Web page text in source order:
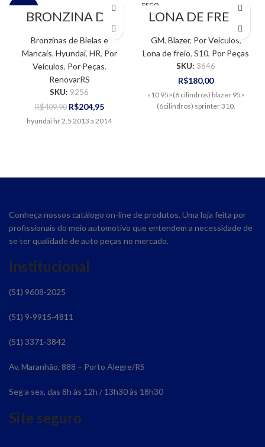
BRONZINA DE
BIELA STD
HYUNDAI HR 2.5
Bronzinas de Bielas e
Mancais, Hyundai, HR, Por
Veículos, Por Peças,
RenovarRS
SKU: 9256
R$409,90 R$204,95
hyundai hr 2.5 2013 a 2014
ESGO
TADO
LONA DE FREIO
TRASEIRO – S10 /
BLAZER (6
CILINDROS)
GM, Blazer, Por Veículos,
Lona de freio, S10, Por Peças
SKU: 3646
R$180,00
s10 95>(6 cilindros) blazer 95>
(6cilindros) sprinter 310.
Conheça nossos catálogo on-line de produtos. Uma loja feita por
profissionais do meio automotivo que entendem a necessidade de
se ter qualidade de auto peças no mercado.
Institucional
(51) 9608-2025
(51) 9-9915-4811
(51) 3371-3842
Av. Maranhão, 888 – Porto Alegre/RS
Seg a sex, das 8h às 12h / 13h30 às 18h30
Site seguro